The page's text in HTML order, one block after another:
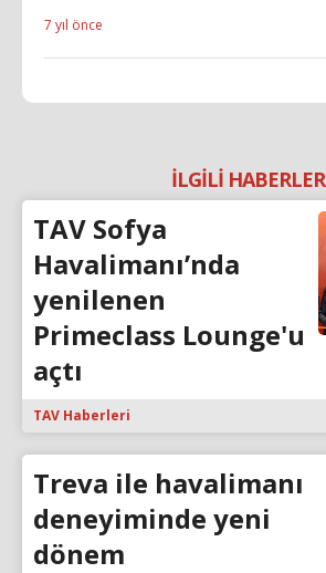
7 yıl önce
İLGİLİ HABERLER
TAV Sofya
Havalimanı’nda
yenilenen
Primeclass Lounge'u
açtı
TAV Haberleri
Treva ile havalimanı
deneyiminde yeni
dönem